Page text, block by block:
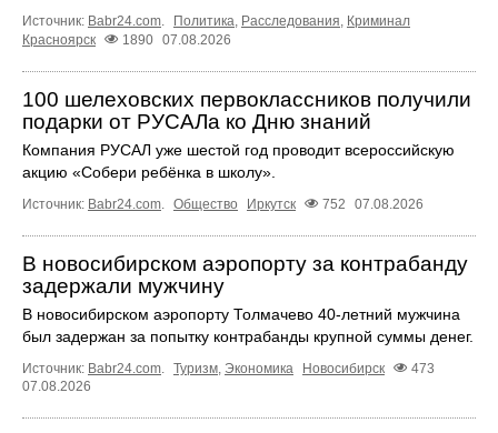
Источник: Babr24.com Политика Расследования Криминал
Красноярск
1890 07.08.2026
100 шелеховских первоклассников получили
подарки от РУСАЛа ко Дню знаний
Компания РУСАЛ уже шестой год проводит всероссийскую
акцию «Собери ребёнка в школу».
Источник: Babr24.com. Общество Иркутск 752 07.08.2026
В новосибирском аэропорту за контрабанду
задержали мужчину
В новосибирском аэропорту Толмачево 40-летний мужчина
был задержан за попытку контрабанды крупной суммы денег.
Источник: Babr24.com. Туризм, Экономика Новосибирск
473
07.08.2026